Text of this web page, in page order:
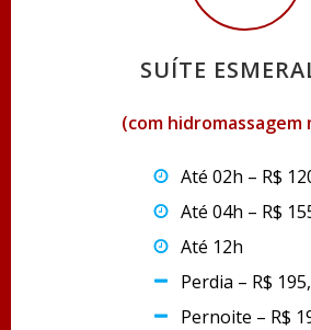
SUÍTE
(com hidromassagem
Até 02h – R$
Até 04h – R$
Até 12h
Perdia – R$
Pernoite – R$